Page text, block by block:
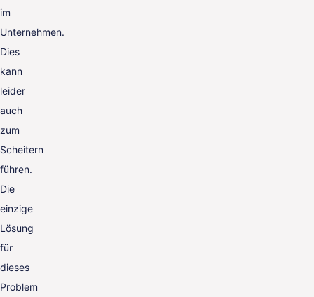
im
Unternehmen.
Dies
kann
leider
auch
zum
Scheitern
führen.
Die
einzige
Lösung
für
dieses
Problem